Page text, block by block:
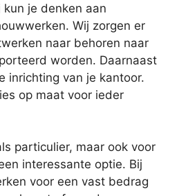
je denken aan
Wij zorgen er
naar behoren naar
worden. Daarnaast
inrichting van je kantoor.
op maat voor ieder
particulier, maar ook voor
interessante optie. Bij
voor een vast bedrag